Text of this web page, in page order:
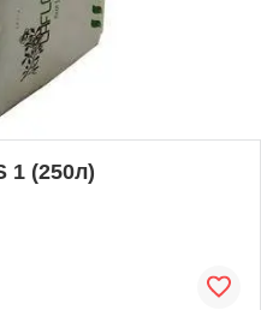
1 (250л)